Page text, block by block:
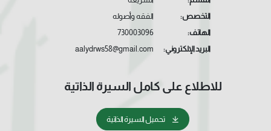
التخصص:
الفقه وأصوله
الهاتف:
730003096
البريد الإلكتروني:
aalydrws58@gmail.com
للاطلاع على كامل السيرة الذاتية
تحميل السيرة الذاتية